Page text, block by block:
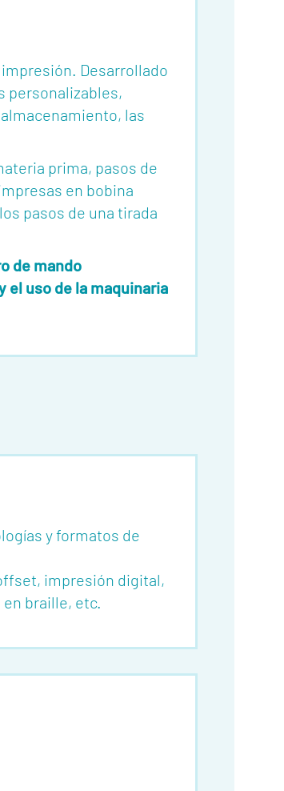
Desarrollado
personalizables,
las
prima, pasos de
en bobina
pasos de una tirada
de mando
el uso de la maquinaria
y formatos de
impresión digital,
braille, etc.